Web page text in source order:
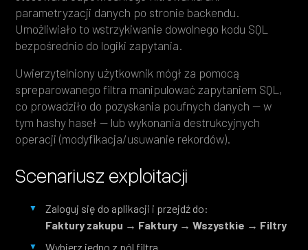
parametryzacji danych po stronie backendu.
Umożliwiało to wstrzykiwanie dowolnego kodu SQL
bezpośrednio do logiki zapytania.
Uwierzytelniony użytkownik mógł za pomocą
spreparowanego filtra manipulować zapytaniem SQL,
co prowadziło do pozyskania poufnych danych — w
tym hashy haseł — lub wykonania destrukcyjnych
operacji (modyfikacja/usuwanie rekordów).
Scenariusz exploitacji
Zaloguj się do aplikacji i przejdź do:
Faktury zakupu → Faktury → Wszystkie → Filtry
Wybierz jedno z pól filtra.